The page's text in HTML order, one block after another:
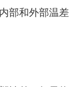
部和外部温差